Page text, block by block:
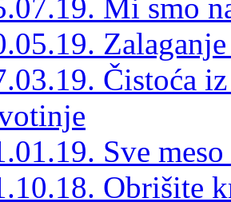
Mi smo
Čistoća
Sve
Obrišite